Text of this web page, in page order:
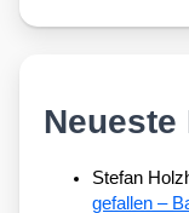
Neueste
Stefan
gefallen –